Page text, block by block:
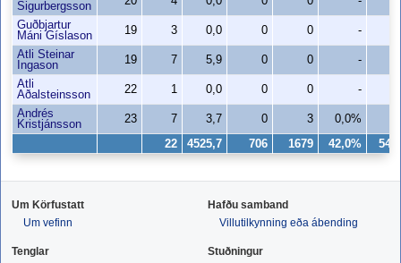
Sigurbergsson
Guðbjartur
Máni Gíslason
19 3 0,0 0 0 -
Atli Steinar
Ingason
19 7 5,9 0 0 -
Atli
Aðalsteinsson
22 1 0,0 0 0 -
Andrés
Kristjánsson
23 7 3,7 0 3 0,0%
22 4525,7 706 1679 42,0% 545
Um Körfustatt
Um vefinn
Hafðu samband
Villutilkynning eða ábending
Tenglar Stuðningur